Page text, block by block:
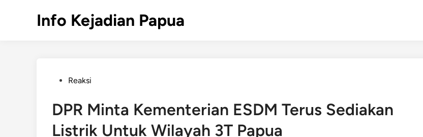
Info Kejadian Papua
PostedReaksi
DPR Minta Kementerian ESDM Terus Sediakan
Listrik Untuk Wilayah 3T Papua